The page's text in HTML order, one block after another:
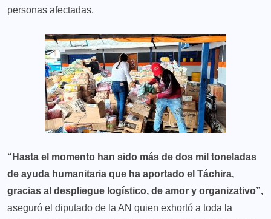
personas afectadas.
“Hasta el momento han sido más de dos mil toneladas
de ayuda humanitaria que ha aportado el Táchira,
gracias al despliegue logístico, de amor y organizativo”,
aseguró el diputado de la AN quien exhortó a toda la